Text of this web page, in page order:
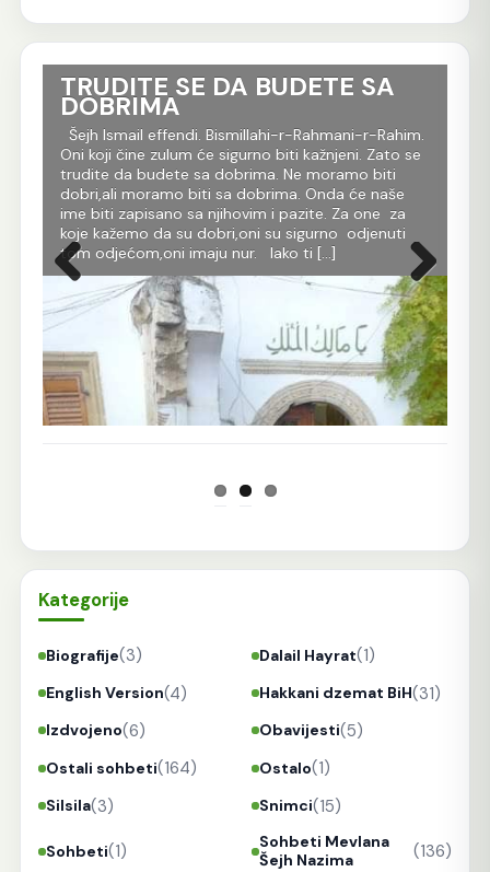
TRUDITE SE DA BUDETE SA
DOBRIMA
Šejh Ismail effendi. Bismillahi-r-Rahmani-r-Rahim.
Oni koji čine zulum će sigurno biti kažnjeni. Zato se
trudite da budete sa dobrima. Ne moramo biti
dobri,ali moramo biti sa dobrima. Onda će naše
ime biti zapisano sa njihovim i pazite. Za one za
koje kažemo da su dobri,oni su sigurno odjenuti
tom odjećom,oni imaju nur. Iako ti […]
Prethodna Sljedeća
Kategorije
Biografije(3) Dalail Hayrat(1)
English Version(4) Hakkani dzemat BiH(31)
Izdvojeno(6) Obavijesti(5)
Ostali sohbeti(164) Ostalo(1)
Silsila(3) Snimci(15)
Sohbeti(1)
Sohbeti Mevlana
Šejh Nazima
(136)